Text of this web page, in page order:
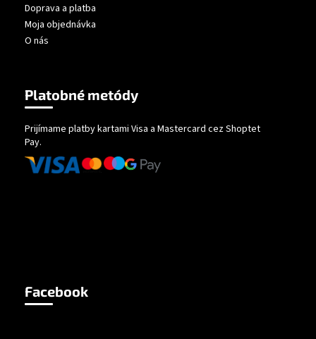
Doprava a platba
Moja objednávka
O nás
Platobné metódy
Prijímame platby kartami Visa a Mastercard cez Shoptet
Pay.
Facebook